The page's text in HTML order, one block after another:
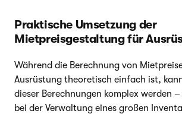
Praktische Umsetzung der
Mietpreisgestaltung für
Während die Berechnung von
Ausrüstung theoretisch einfach ist,
dieser Berechnungen komplex werden
bei der Verwaltung eines großen